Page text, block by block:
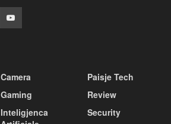
Camera
Gaming
Inteligjenca
Paisje Tech
Review
Security